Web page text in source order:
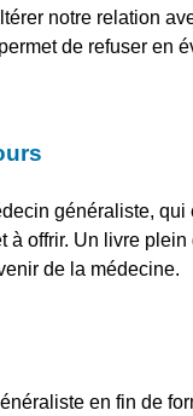
notre relation
de refuser en
généraliste, qui
à offrir. Un livre plein
de la médecine.
en fin de